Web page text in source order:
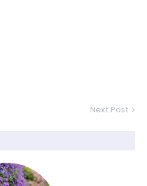
Next Post